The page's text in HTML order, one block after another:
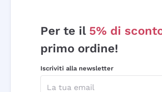
Per te il 5% di
primo ordine!
Iscriviti alla newsletter